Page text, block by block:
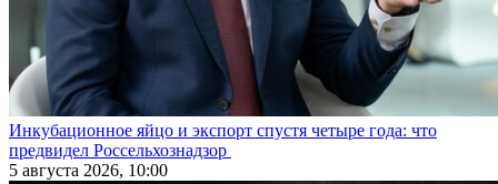
Инкубационное яйцо и экспорт спустя четыре года: что
предвидел Россельхознадзор
5 августа 2026, 10:00